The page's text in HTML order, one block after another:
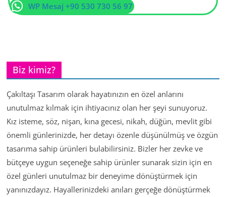
WP Mesaj +90 530 730 56 97
Biz kimiz?
Çakıltaşı Tasarım olarak hayatınızın en özel anlarını
unutulmaz kılmak için ihtiyacınız olan her şeyi sunuyoruz.
Kız isteme, söz, nişan, kına gecesi, nikah, düğün, mevlit gibi
önemli günlerinizde, her detayı özenle düşünülmüş ve özgün
tasarıma sahip ürünleri bulabilirsiniz. Bizler her zevke ve
bütçeye uygun seçeneğe sahip ürünler sunarak sizin için en
özel günleri unutulmaz bir deneyime dönüştürmek için
yanınızdayız. Hayallerinizdeki anıları gerçeğe dönüştürmek